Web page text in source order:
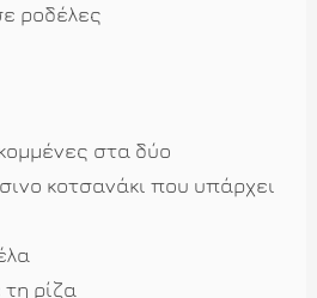
ροδέλες
στα δύο
κοτσανάκι που υπάρχει
τη ρίζα